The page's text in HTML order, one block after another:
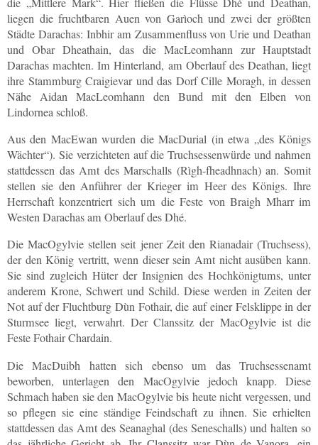
liegen die fruchtbaren Auen von Garìoch und zwei der größten
Städte Darachas: Inbhir am Zusammenfluss von Urie und Deathan
und Obar Dheathain, das die MacLeomhann zur Hauptstadt
Darachas machten. Im Hinterland, am Oberlauf des Deathan, liegt
ihre Stammburg Craigievar und das Dorf Cille Moragh, in dessen
Nähe Aidan MacLeomhann den Bund mit den Elben von
Lindornea schloß.
Aus den MacEwan wurden die MacDurial (in etwa „des Königs
Wächter“). Sie verzichteten auf die Truchsessenwürde und nahmen
stattdessen das Amt des Marschalls (Rìgh-fheadhnach) an. Somit
stellen sie den Anführer der Krieger im Heer des Königs. Ihre
Herrschaft konzentriert sich um die Feste von Braigh Mharr im
Westen Darachas am Oberlauf des Dhé.
Die MacOgylvie stellen seit jener Zeit den Rianadair (Truchsess),
der den König vertritt, wenn dieser sein Amt nicht ausüben kann.
Sie sind zugleich Hüter der Insignien des Hochkönigtums, unter
anderem Krone, Schwert und Schild. Diese werden in Zeiten der
Not auf der Fluchtburg Dùn Fothair, die auf einer Felsklippe in der
Sturmsee liegt, verwahrt. Der Clanssitz der MacOgylvie ist die
Feste Fothair Chardain.
Die MacDuibh hatten sich ebenso um das Truchsessenamt
beworben, unterlagen den MacOgylvie jedoch knapp. Diese
Schmach haben sie den MacOgylvie bis heute nicht vergessen, und
so pflegen sie eine ständige Feindschaft zu ihnen. Sie erhielten
stattdessen das Amt des Seanaghal (des Seneschalls) und halten so